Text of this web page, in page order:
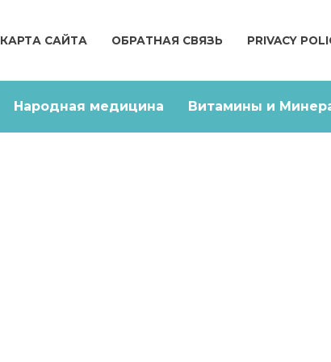
КАРТА САЙТА ОБРАТНАЯ СВЯЗЬ PRIVACY
Народная медицина Витамины и